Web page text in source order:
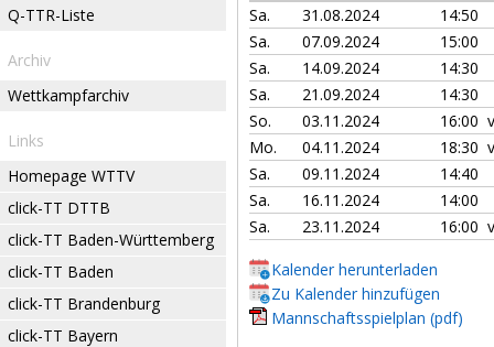
Q-TTR-Liste
Archiv
Wettkampfarchiv
Links
Homepage WTTV
click-TT DTTB
click-TT Baden-Württemberg
click-TT Baden
click-TT Brandenburg
click-TT Bayern
Sa. 31.08.2024
14:50
Sa.
07.09.2024
15:00
Sa.
14.09.2024
14:30
Sa.
21.09.2024
14:30
So.
03.11.2024
16:00
Mo.
04.11.2024
18:30
Sa.
09.11.2024
14:40
Sa.
16.11.2024
14:00
Sa.
23.11.2024 16:00
Kalender herunterladen
Zu Kalender hinzufügen
Mannschaftsspielplan (pdf)